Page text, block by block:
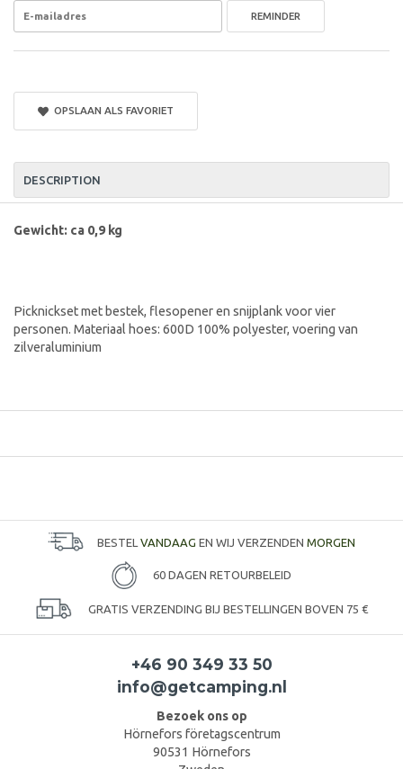
REMINDER
OPSLAAN ALS FAVORIET
DESCRIPTION
Gewicht: ca 0,9 kg
Picknickset met bestek, flesopener en snijplank voor vier
personen. Materiaal hoes: 600D 100% polyester, voering van
zilveraluminium
BESTEL VANDAAG EN WIJ VERZENDEN MORGEN
60 DAGEN RETOURBELEID
GRATIS VERZENDING BIJ BESTELLINGEN BOVEN 75 €
+46 90 349 33 50
info@getcamping.nl
Bezoek ons op
Hörnefors företagscentrum
90531 Hörnefors